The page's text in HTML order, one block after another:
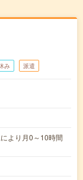
み 派遣
より月0～10時間